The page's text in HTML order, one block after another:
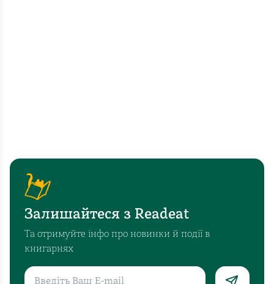
Залишайтеся з Readeat
Та отримуйте інфо про новинки й події в
книгарнях